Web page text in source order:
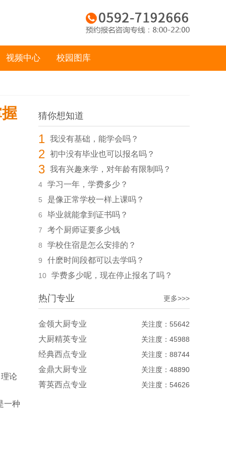
视频中心 校园图库
论
一种
猜你想知道
1 我没有基础，能学会吗？
2 初中没有毕业也可以报名吗？
3 我有兴趣来学，对年龄有限制吗？
4 学习一年，学费多少？
5 是像正常学校一样上课吗？
6 毕业就能拿到证书吗？
7 考个厨师证要多少钱
8 学校住宿是怎么安排的？
9 什麽时间段都可以去学吗？
10 学费多少呢，现在停止报名了吗？
热门专业 更多>>>
金领大厨专业 关注度：55642
大厨精英专业 关注度：45988
经典西点专业 关注度：88744
金鼎大厨专业 关注度：48890
菁英西点专业 关注度：54626